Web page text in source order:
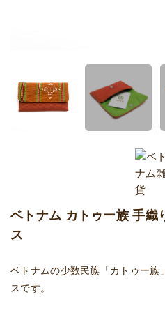
ベトナム カトゥー族 手織
ス
ベトナムの少数民族「カトゥー族
スです。